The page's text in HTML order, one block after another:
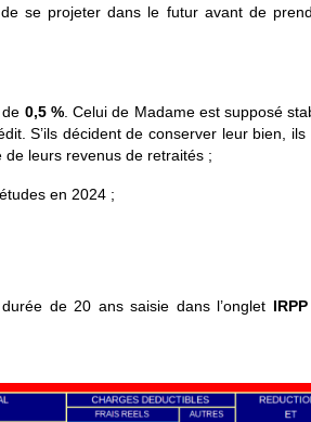
se projeter dans le futur avant de
0,5 %. Celui de Madame est supposé
S’ils décident de conserver leur bien, ils
leurs revenus de retraités ;
en 2024 ;
de 20 ans saisie dans l’onglet IRPP